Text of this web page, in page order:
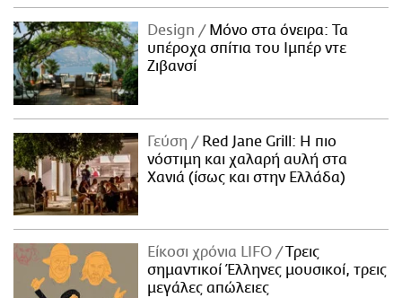
Design
Μόνο στα όνειρα: Τα
υπέροχα σπίτια του Ιμπέρ ντε
Ζιβανσί
Γεύση
Red Jane Grill: Η πιο
νόστιμη και χαλαρή αυλή στα
Χανιά (ίσως και στην Ελλάδα)
Είκοσι χρόνια LIFO
Tρεις
σημαντικοί Έλληνες μουσικοί, τρεις
μεγάλες απώλειες